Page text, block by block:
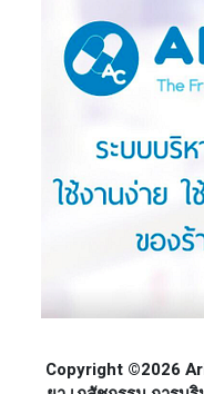
Copyright ©2026